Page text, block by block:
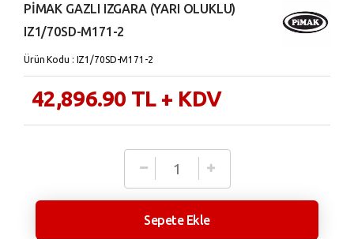
PİMAK GAZLI IZGARA (YARI OLUKLU)
IZ1/70SD-M171-2
Ürün Kodu : IZ1/70SD-M171-2
42,896.90 TL + KDV
Sepete Ekle